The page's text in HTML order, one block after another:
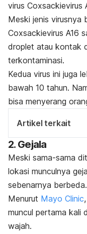
virus Coxsackievirus
Meski jenis virusnya
Coxsackievirus A16
droplet atau kontak
terkontaminasi.
Kedua virus ini juga
bawah 10 tahun.
bisa menyerang
Artikel terkait
2. Gejala
Meski sama-sama
lokasi munculnya
sebenarnya berbeda.
Menurut Mayo Clinic
muncul pertama kali
wajah.